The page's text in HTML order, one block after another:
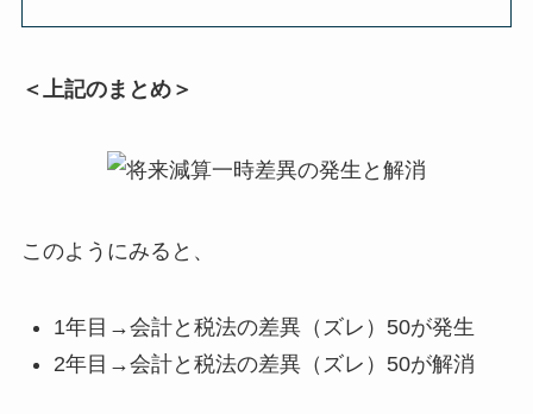
＜上記のまとめ＞
このようにみると、
1年目→会計と税法の差異（ズレ）50が発生
2年目→会計と税法の差異（ズレ）50が解消